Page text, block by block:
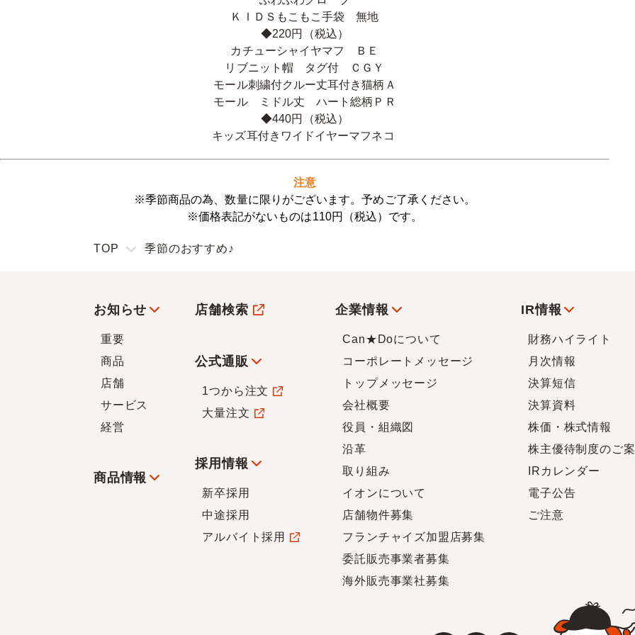
ＫＩＤＳもこもこ手袋 無地
◆220円（税込）
カチューシャイヤマフ ＢＥ
リブニット帽 タグ付 ＣＧＹ
モール刺繍付クルー丈耳付き猫柄Ａ
モール ミドル丈 ハート総柄ＰＲ
◆440円（税込）
キッズ耳付きワイドイヤーマフネコ
注意
※季節商品の為、数量に限りがございます。予めご了承ください。
※価格表記がないものは110円 （税込）です。
TOP 季節のおすすめ♪
お知らせ
重要
商品
店舗
サービス
経営
商品情報
店舗検索
公式通販
1つから注文
大量注文
採用情報
新卒採用
中途採用
アルバイト採用
企業情報
Can★Doについて
コーポレートメッセージ
トップメッセージ
会社概要
役員・組織図
沿革
取り組み
イオンについて
店舗物件募集
フランチャイズ加盟店募集
委託販売事業者募集
海外販売事業社募集
IR情報
財務ハイライト
月次情報
決算短信
決算資料
株価・株式情報
株主優待制度のご
IRカレンダー
電子公告
ご注意